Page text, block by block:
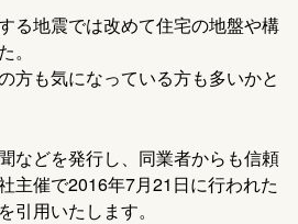
る地震では改めて住宅の地盤や構
方も気になっている方も多いかと
などを発行し、同業者からも信頼
主催で2016年7月21日に行われた
引用いたします。